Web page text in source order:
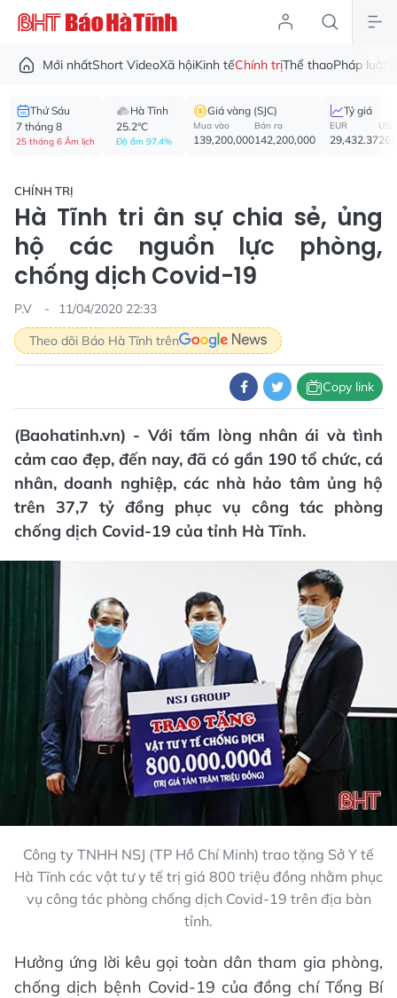
Mới nhấtShort VideoXã hộiKinh tếChính trịThể thaoPháp luật
Thứ Sáu
7 tháng 8
25 tháng 6 Âm lịch
Hà Tĩnh
25.2°C
Độ ẩm 97.4%
Giá vàng (SJC)
Mua vào
139,200,000
Bán ra
142,200,000
Tỷ giá
EUR
29,432.37
USD
CHÍNH TRỊ
Hà Tĩnh tri ân sự chia sẻ, ủng
hộ các nguồn lực phòng,
chống dịch Covid-19
P.V
11/04/2020 22:33
Theo dõi Báo Hà Tĩnh trên
Copy link
(Baohatinh.vn) - Với tấm lòng nhân ái và tình
cảm cao đẹp, đến nay, đã có gần 190 tổ chức, cá
nhân, doanh nghiệp, các nhà hảo tâm ủng hộ
trên 37,7 tỷ đồng phục vụ công tác phòng
chống dịch Covid-19 của tỉnh Hà Tĩnh.
Công ty TNHH NSJ (TP Hồ Chí Minh) trao tặng Sở Y tế
Hà Tĩnh các vật tư y tế trị giá 800 triệu đồng nhằm phục
vụ công tác phòng chống dịch Covid-19 trên địa bàn
tỉnh.
Hưởng ứng lời kêu gọi toàn dân tham gia phòng,
chống dịch bệnh Covid-19 của đồng chí Tổng Bí